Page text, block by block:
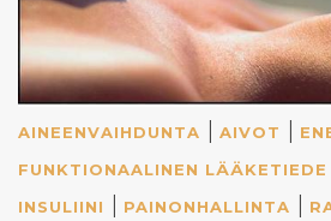
AINEENVAIHDUNTA | AIVOT |
FUNKTIONAALINEN LÄÄKETIEDE
INSULIINI | PAINONHALLINTA |